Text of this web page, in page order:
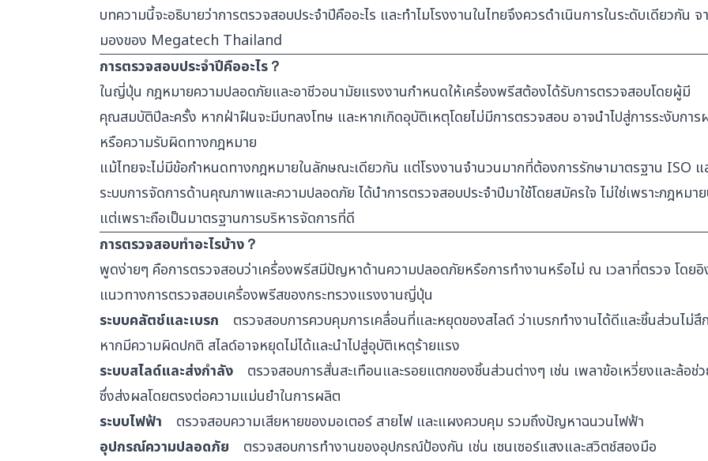
บทความนี้จะอธิบายว่าการตรวจสอบประจำปีคืออะไร และทำไมโรงงานในไทยจึงควรดำเนินการในระดับเดียวกัน
มองของ Megatech Thailand
การตรวจสอบประจำปีคืออะไร？
ในญี่ปุ่น กฎหมายความปลอดภัยและอาชีวอนามัยแรงงานกำหนดให้เครื่องพรีสต้องได้รับการตรวจสอบโดยผู้มี
คุณสมบัติปีละครั้ง หากฝ่าฝืนจะมีบทลงโทษ และหากเกิดอุบัติเหตุโดยไม่มีการตรวจสอบ อาจนำไปสู่การระงับการ
หรือความรับผิดทางกฎหมาย
แม้ไทยจะไม่มีข้อกำหนดทางกฎหมายในลักษณะเดียวกัน แต่โรงงานจำนวนมากที่ต้องการรักษามาตรฐาน ISO แ
ระบบการจัดการด้านคุณภาพและความปลอดภัย ได้นำการตรวจสอบประจำปีมาใช้โดยสมัครใจ ไม่ใช่เพราะกฎหมา
แต่เพราะถือเป็นมาตรฐานการบริหารจัดการที่ดี
การตรวจสอบทำอะไรบ้าง？
พูดง่ายๆ คือการตรวจสอบว่าเครื่องพรีสมีปัญหาด้านความปลอดภัยหรือการทำงานหรือไม่ ณ เวลาที่ตรวจ โดย
แนวทางการตรวจสอบเครื่องพรีสของกระทรวงแรงงานญี่ปุ่น
ระบบคลัตช์และเบรก ตรวจสอบการควบคุมการเคลื่อนที่และหยุดของสไลด์ ว่าเบรกทำงานได้ดีและชิ้นส่วนไม่สึ
หากมีความผิดปกติ สไลด์อาจหยุดไม่ได้และนำไปสู่อุบัติเหตุร้ายแรง
ระบบสไลด์และส่งกำลัง ตรวจสอบการสั่นสะเทือนและรอยแตกของชิ้นส่วนต่างๆ เช่น เพลาข้อเหวี่ยงและล้อช่
ซึ่งส่งผลโดยตรงต่อความแม่นยำในการผลิต
ระบบไฟฟ้า ตรวจสอบความเสียหายของมอเตอร์ สายไฟ และแผงควบคุม รวมถึงปัญหาฉนวนไฟฟ้า
อุปกรณ์ความปลอดภัย ตรวจสอบการทำงานของอุปกรณ์ป้องกัน เช่น เซนเซอร์แสงและสวิตช์สองมือ